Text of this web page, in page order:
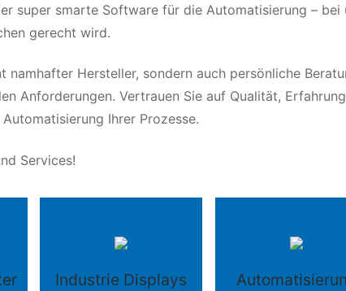
super smarte Software für die Automatisierung – bei
gerecht wird.
Hersteller, sondern auch persönliche
Anforderungen. Vertrauen Sie auf Qualität,
Ihrer Prozesse.
Services!
Industrie Displays